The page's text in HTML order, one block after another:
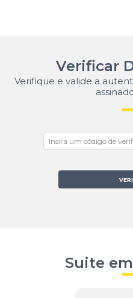
Verificar
Verifique e valide a
Suite